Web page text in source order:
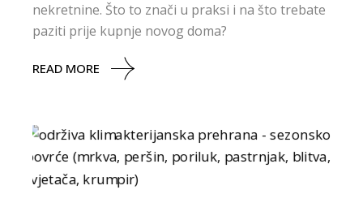
nekretnine. Što to znači u praksi i na što trebate
paziti prije kupnje novog doma?
READ MORE